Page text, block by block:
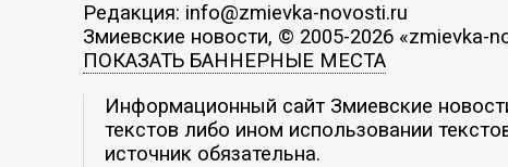
Редакция: info@zmievka-novosti.ru
Змиевские новости, © 2005-2026 «zmievka-
ПОКАЗАТЬ БАННЕРНЫЕ МЕСТА
Информационный сайт Змиевские
текстов либо ином использовании
источник обязательна.